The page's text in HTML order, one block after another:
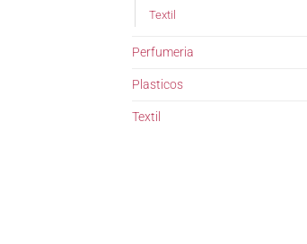
Textil
Perfumeria
Plasticos
Textil